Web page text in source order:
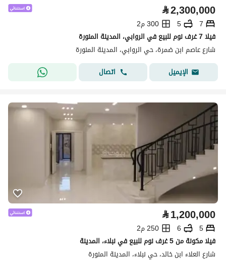
⃁2,300,000
7
5
300 م2
فيلا 7 غرف نوم للبيع في الروابي، المدينة المنورة
شارع عاصم ابن ضمرة، حي الروابي، المدينة المنورة
الإيميل
اتصال
⃁1,200,000
5
6
250 م2
فيلا مكونة من 5 غرف نوم للبيع في نبلاء، المدينة
شارع العلاء ابن خالد، حي نبلاء، المدينة المنورة